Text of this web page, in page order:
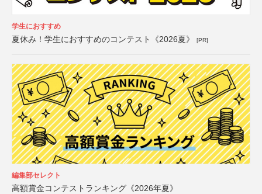
学生におすすめ
夏休み！学生におすすめのコンテスト《2026夏》 [PR]
編集部セレクト
高額賞金コンテストランキング《2026年夏》